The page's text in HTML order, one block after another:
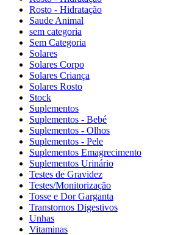
Rosto - Hidratação
Saude Animal
sem categoria
Sem Categoria
Solares
Solares Corpo
Solares Criança
Solares Rosto
Stock
Suplementos
Suplementos - Bebé
Suplementos - Olhos
Suplementos - Pele
Suplementos Emagrecimento
Suplementos Urinário
Testes de Gravidez
Testes/Monitorização
Tosse e Dor Garganta
Transtornos Digestivos
Unhas
Vitaminas